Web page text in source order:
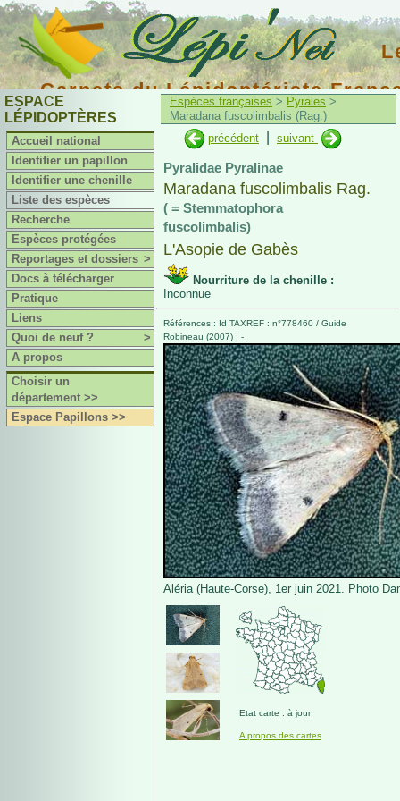
Carnets du Lépidoptériste
ESPACE
LÉPIDOPTÈRES
Accueil national
Identifier un papillon
Identifier une chenille
Liste des espèces
Recherche
Espèces protégées
Reportages et dossiers >
Docs à télécharger
Pratique
Liens
Quoi de neuf ?
>
A propos
Choisir un
département >>
Espace Papillons >>
Espèces françaises > Pyrales >
Maradana fuscolimbalis (Rag.)
précédent
suivant
Pyralidae Pyralinae
Maradana fuscolimbalis Rag.
( = Stemmatophora
fuscolimbalis)
L'Asopie de Gabès
Nourriture de la chenille :
Inconnue
Références : Id TAXREF : n°778460 / Guide
Robineau (2007) : -
Aléria (Haute-Corse), 1er juin 2021. Photo
Etat carte : à jour
A propos des cartes